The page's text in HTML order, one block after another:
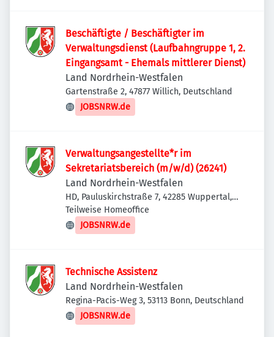
Beschäftigte / Beschäftigter im
Verwaltungsdienst (Laufbahngruppe 1, 2.
Eingangsamt - Ehemals mittlerer Dienst)
Land Nordrhein-Westfalen
Gartenstraße 2, 47877 Willich, Deutschland
JOBSNRW.de
Verwaltungsangestellte*r im
Sekretariatsbereich (m/w/d) (26241)
Land Nordrhein-Westfalen
HD, Pauluskirchstraße 7, 42285 Wuppertal,
Deutschland
Teilweise Homeoffice
JOBSNRW.de
Technische Assistenz
Land Nordrhein-Westfalen
Regina-Pacis-Weg 3, 53113 Bonn, Deutschland
JOBSNRW.de